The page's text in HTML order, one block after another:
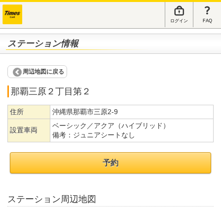
ログイン FAQ
ステーション情報
周辺地図に戻る
那覇三原２丁目第２
住所 沖縄県那覇市三原2-9
設置車両
ベーシック／アクア（ハイブリッド）
備考： ジュニアシートなし
予約
ステーション周辺地図